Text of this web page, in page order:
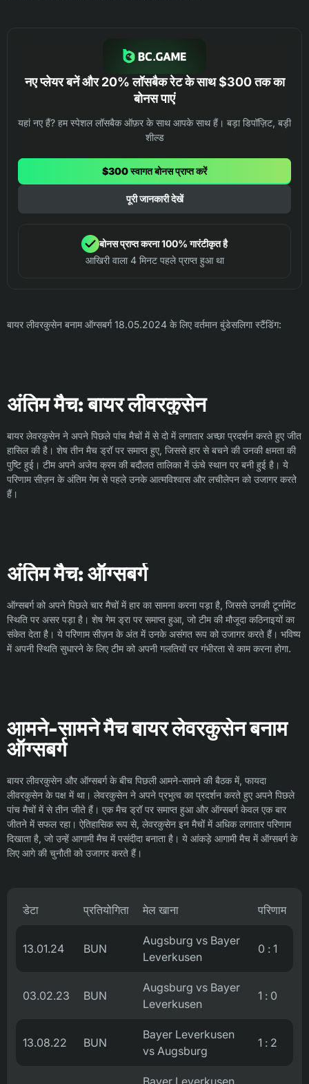
नए प्लेयर बनें और 20% लॉसबैक रेट के साथ $300 तक का
बोनस पाएं
यहां नए हैं? हम स्पेशल लॉसबैक ऑफ़र के साथ आपके साथ हैं। बड़ा डिपॉज़िट, बड़ी
शील्ड
$300 स्वागत बोनस प्राप्त करें
पूरी जानकारी देखें
बोनस प्राप्त करना 100% गारंटीकृत है
आखिरी वाला 4 मिनट पहले प्राप्त हुआ था
बायर लीवरकुसेन बनाम ऑग्सबर्ग 18.05.2024 के लिए वर्तमान बुंडेसलिगा स्टैंडिंग:
अंतिम मैच: बायर लीवरकुसेन
बायर लेवरकुसेन ने अपने पिछले पांच मैचों में से दो में लगातार अच्छा प्रदर्शन करते हुए जीत
हासिल की है। शेष तीन मैच ड्रॉ पर समाप्त हुए, जिससे हार से बचने की उनकी क्षमता की
पुष्टि हुई। टीम अपने अजेय क्रम की बदौलत तालिका में ऊंचे स्थान पर बनी हुई है। ये
परिणाम सीज़न के अंतिम गेम से पहले उनके आत्मविश्वास और लचीलेपन को उजागर करते
हैं।
अंतिम मैच: ऑग्सबर्ग
ऑग्सबर्ग को अपने पिछले चार मैचों में हार का सामना करना पड़ा है, जिससे उनकी टूर्नामेंट
स्थिति पर असर पड़ा है। शेष गेम ड्रा पर समाप्त हुआ, जो टीम की मौजूदा कठिनाइयों का
संकेत देता है। ये परिणाम सीज़न के अंत में उनके असंगत रूप को उजागर करते हैं। भविष्य
में अपनी स्थिति सुधारने के लिए टीम को अपनी गलतियों पर गंभीरता से काम करना होगा.
आमने-सामने मैच बायर लेवरकुसेन बनाम
ऑग्सबर्ग
बायर लीवरकुसेन और ऑग्सबर्ग के बीच पिछली आमने-सामने की बैठक में, फायदा
लीवरकुसेन के पक्ष में था। लेवरकुसेन ने अपने प्रभुत्व का प्रदर्शन करते हुए अपने पिछले
पांच मैचों में से तीन जीते हैं। एक मैच ड्रॉ पर समाप्त हुआ और ऑग्सबर्ग केवल एक बार
जीतने में सफल रहा। ऐतिहासिक रूप से, लेवरकुसेन इन मैचों में अधिक लगातार परिणाम
दिखाता है, जो उन्हें आगामी मैच में पसंदीदा बनाता है। ये आंकड़े आगामी मैच में ऑग्सबर्ग के
लिए आगे की चुनौती को उजागर करते हैं।
डेटा प्रतियोगिता मेल खाना परिणाम
13.01.24 BUN
Augsburg vs Bayer
Leverkusen
0 : 1
03.02.23 BUN
Augsburg vs Bayer
Leverkusen
1 : 0
13.08.22 BUN
Bayer Leverkusen
vs Augsburg
1 : 2
Bayer Leverkusen